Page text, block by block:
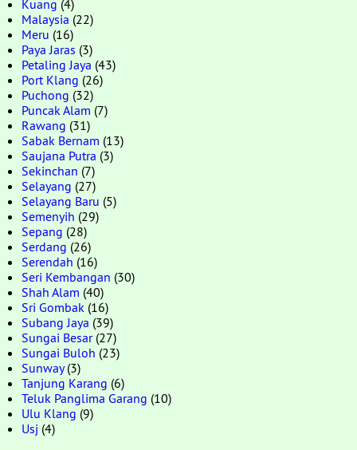
Kuang (4)
Malaysia (22)
Meru (16)
Paya Jaras (3)
Petaling Jaya (43)
Port Klang (26)
Puchong (32)
Puncak Alam (7)
Rawang (31)
Sabak Bernam (13)
Saujana Putra (3)
Sekinchan (7)
Selayang (27)
Selayang Baru (5)
Semenyih (29)
Sepang (28)
Serdang (26)
Serendah (16)
Seri Kembangan (30)
Shah Alam (40)
Sri Gombak (16)
Subang Jaya (39)
Sungai Besar(27)
Sungai Buloh (23)
Sunway(3)
Tanjung Karang (6)
Teluk Panglima Garang (10)
Ulu Klang (9)
Usj (4)